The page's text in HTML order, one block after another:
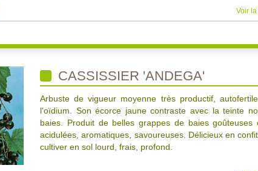
Voir
CASSISSIER 'ANDEGA'
Arbuste de vigueur moyenne très productif,
l'oïdium. Son écorce jaune contraste avec la teinte
baies. Produit de belles grappes de baies goûteuses
acidulées, aromatiques, savoureuses. Délicieux en
cultiver en sol lourd, frais, profond.